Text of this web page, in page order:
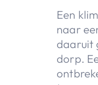
Een
naar
daaruit
dorp.